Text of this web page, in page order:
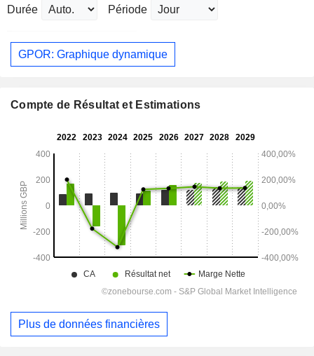
Durée Période
GPOR: Graphique dynamique
Compte de Résultat et Estimations
Plus de données financières